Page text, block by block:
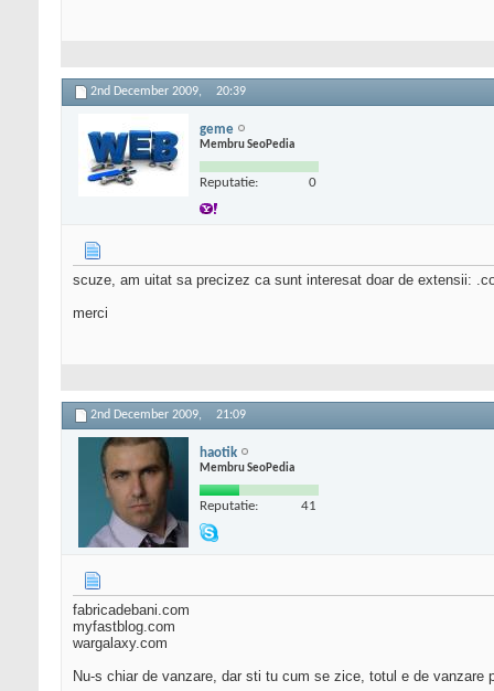
2nd December 2009, 20:39
geme
Membru SeoPedia
Reputatie: 0
scuze, am uitat sa precizez ca sunt interesat doar de extensii:
merci
2nd December 2009, 21:09
haotik
Membru SeoPedia
Reputatie: 41
fabricadebani.com
myfastblog.com
wargalaxy.com
Nu-s chiar de vanzare, dar sti tu cum se zice, totul e de vanzare